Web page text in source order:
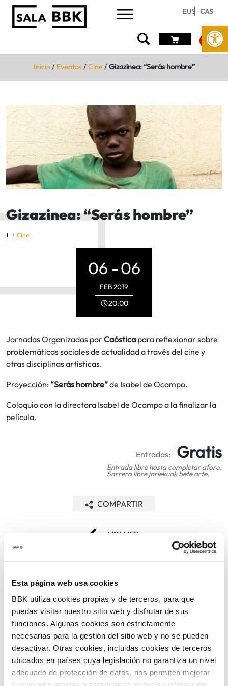
Esta página web usa cookies
BBK utiliza cookies propias y de terceros, para que
puedas visitar nuestro sitio web y disfrutar de sus
funciones. Algunas cookies son estrictamente
necesarias para la gestión del sitio web y no se pueden
desactivar. Otras cookies, incluidas cookies de terceros
ubicados en países cuya legislación no garantiza un nivel
adecuado de protección de datos, nos permiten mejorar
Abrir
EUS CAS
Inicio/ Eventos/Cine/Gizazinea: “Serás hombre”
Gizazinea: “Serás hombre”
Cine
06 -06
FEB2019
20:00
Jornadas Organizadas porCaóstica para reflexionar sobre
problemáticas sociales de actualidad a través del cine y
otras disciplinas artísticas.
Proyección: “Serás hombre”de Isabel de Ocampo.
Coloquio con la directora Isabel de Ocampo a la finalizar la
película.
Entradas: Gratis
Entrada libre hasta completar aforo.
Sarrera libre jarlekuak bete arte.
VOLVER
COMPARTIR
TEMÁTICAS
ARTE Y
CINE